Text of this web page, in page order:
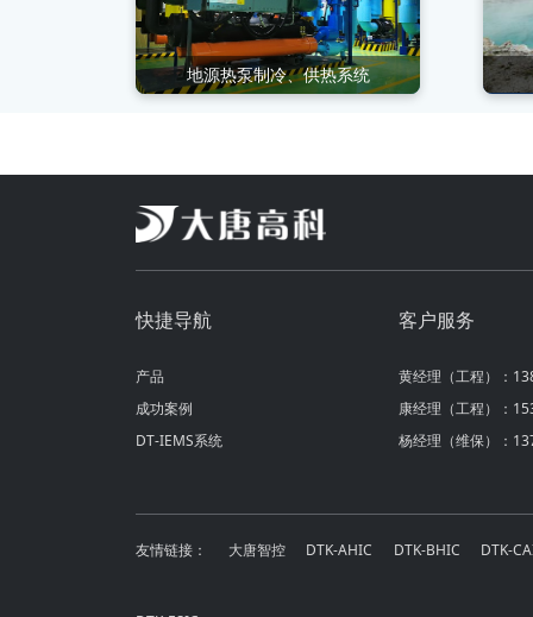
地源热泵制冷、供热系统
快捷导航
产品
成功案例
DT-IEMS系统
客户服务
黄经理（工程）：
康经理（工程）：
杨经理（维保）：
友情链接： 大唐智控 DTK-AHIC DTK-BHIC DTK-